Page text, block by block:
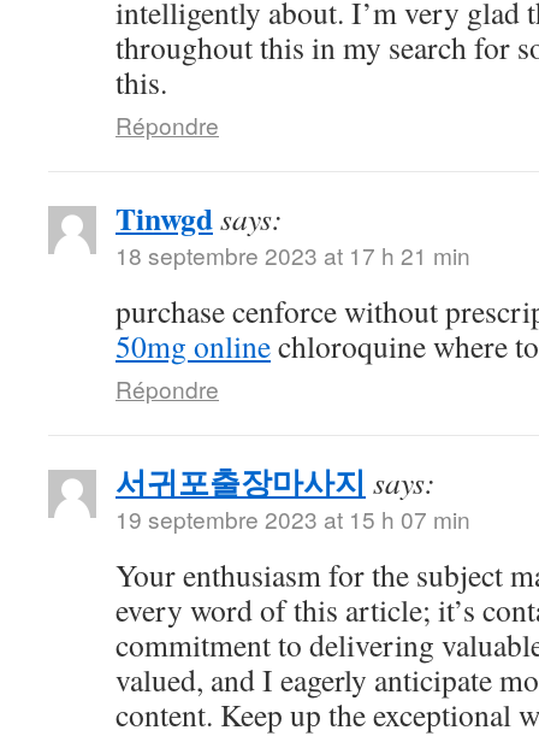
intelligently about. I’m very glad
throughout this in my search for
this.
Répondre
Tinwgdsays:
18 septembre 2023 at 17 h 21 min
purchase cenforce without
50mg onlinechloroquine where
Répondre
서귀포출장마사지 says:
19 septembre 2023 at 15 h 07 min
Your enthusiasm for the subject
every word of this article; it’s
commitment to delivering
valued, and I eagerly anticipate
content. Keep up the exceptional